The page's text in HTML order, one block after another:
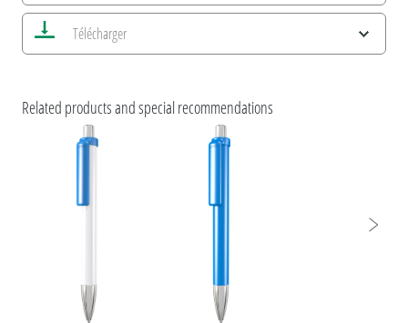
Alle Ansichten speichern
Enregistrer image actuelle
Informations d'impression
Télécharger
Related products and special recommendations